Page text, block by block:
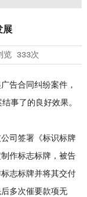
展
333次
告合同纠纷案件，
事了的良好效果。
司签署《标识标牌
作标志标牌，被告
志标牌并将其交付
多次催要款项无